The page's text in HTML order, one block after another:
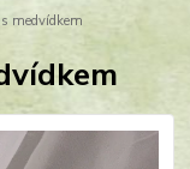
medvídkem